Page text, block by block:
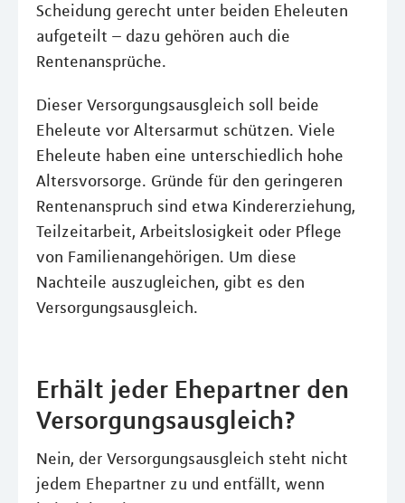
Scheidung gerecht unter beiden Eheleuten
aufgeteilt – dazu gehören auch die
Rentenansprüche.
Dieser Versorgungsausgleich soll beide
Eheleute vor Altersarmut schützen. Viele
Eheleute haben eine unterschiedlich hohe
Altersvorsorge. Gründe für den geringeren
Rentenanspruch sind etwa Kindererziehung,
Teilzeitarbeit, Arbeitslosigkeit oder Pflege
von Familienangehörigen. Um diese
Nachteile auszugleichen, gibt es den
Versorgungsausgleich.
Erhält jeder Ehepartner den
Versorgungsausgleich?
Nein, der Versorgungsausgleich steht nicht
jedem Ehepartner zu und entfällt, wenn